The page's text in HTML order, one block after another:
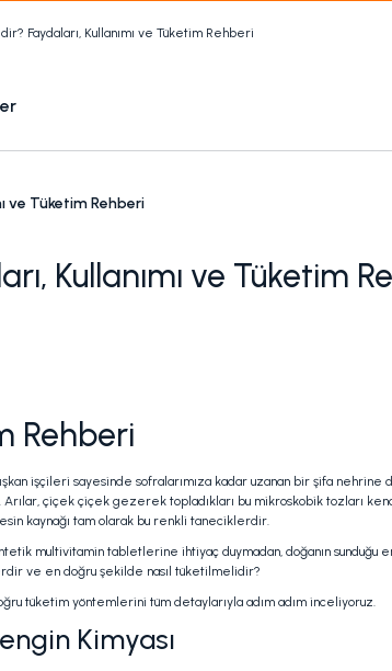
Kargo
Görüntüle
ve Tüketim Rehberi
Kullanımı ve Tüketim
Rehberi
işçileri sayesinde sofralarımıza kadar uzanan bir şifa
Arılar, çiçek çiçek gezerek topladıkları bu mikroskobik tozları
kaynağı tam olarak bu renkli taneciklerdir.
multivitamin tabletlerine ihtiyaç duymadan, doğanın
ve en doğru şekilde nasıl tüketilmelidir?
tüketim yöntemlerini tüm detaylarıyla adım adım inceliyoruz.
Kimyası